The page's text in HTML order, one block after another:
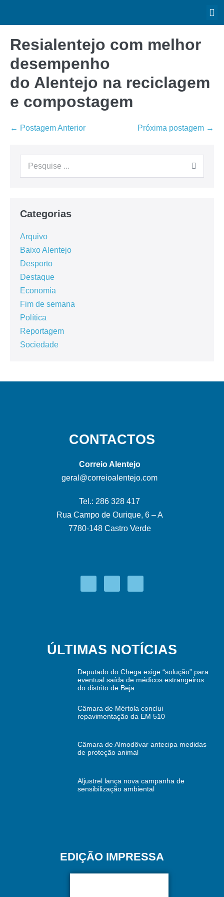
Resialentejo com melhor
desempenho
do Alentejo na reciclagem
e compostagem
← Postagem Anterior Próxima postagem →
Categorias
Arquivo
Baixo Alentejo
Desporto
Destaque
Economia
Fim de semana
Política
Reportagem
Sociedade
CONTACTOS
Correio Alentejo
geral@correioalentejo.com
Tel.: 286 328 417
Rua Campo de Ourique, 6 – A
7780-148 Castro Verde
ÚLTIMAS NOTÍCIAS
Deputado do Chega exige “solução” para
eventual saída de médicos estrangeiros
do distrito de Beja
Câmara de Mértola conclui
repavimentação da EM 510
Câmara de Almodôvar antecipa medidas
de proteção animal
Aljustrel lança nova campanha de
sensibilização ambiental
EDIÇÃO IMPRESSA